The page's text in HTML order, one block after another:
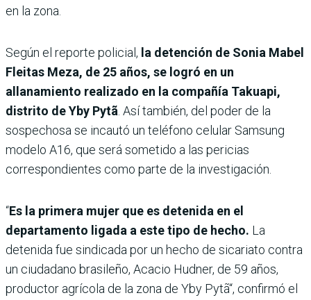
en la zona.
Según el reporte policial, la detención de Sonia Mabel
Fleitas Meza, de 25 años, se logró en un
allanamiento realizado en la compañía Takuapi,
distrito de Yby Pytã . Así también, del poder de la
sospechosa se incautó un teléfono celular Samsung
modelo A16, que será sometido a las pericias
correspondientes como parte de la investigación.
“Es la primera mujer que es detenida en el
departamento ligada a este tipo de hecho. La
detenida fue sindicada por un hecho de sicariato contra
un ciudadano brasileño, Acacio Hudner, de 59 años,
productor agrícola de la zona de Yby Pytã“, confirmó el